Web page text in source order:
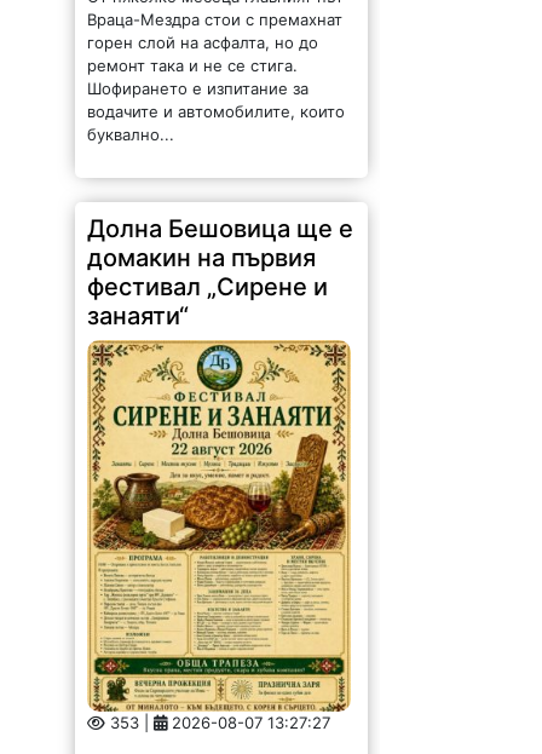
Враца-Мездра стои с премахнат
горен слой на асфалта, но до
ремонт така и не се стига.
Шофирането е изпитание за
водачите и автомобилите, които
буквално...
Долна Бешовица ще е
домакин на първия
фестивал „Сирене и
занаяти“
353 | 2026-08-07 13:27:27